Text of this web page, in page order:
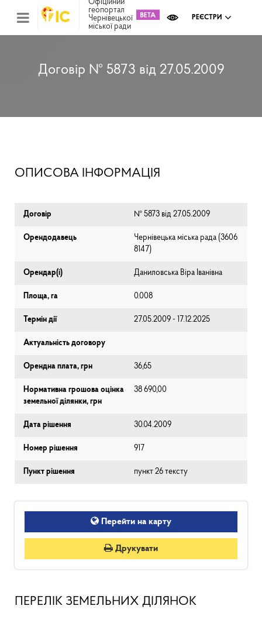
Офіційний
геопортал
Чернівецької
міської ради
РЕЄСТРИ
Договір № 5873 від 27.05.2009
ОПИСОВА ІНФОРМАЦІЯ
Договір № 5873 від 27.05.2009
Орендодавець
Чернівецька міська рада (⁨3606
8147⁩)
Орендар(і) Даниловська Віра Іванівна
Площа, га 0.008
Термін дії 27.05.2009 - 17.12.2025
Актуальність договору
Орендна плата, грн 36,65
Нормативна грошова оцінка
земельної ділянки, грн
38 690,00
Дата рішення 30.04.2009
Номер рішення 917
Пункт рішення пункт 26 тексту
Перейти на карту
Друкувати
ПЕРЕЛІК ЗЕМЕЛЬНИХ ДІЛЯНОК